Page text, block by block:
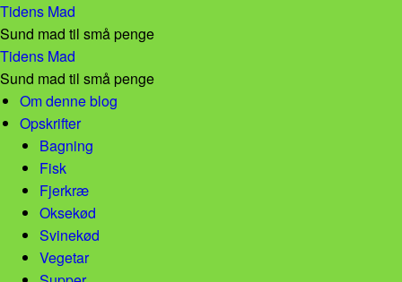
Tidens Mad
Sund mad til små penge
Madplan Uge 9! – Tidens Mad
Tidens Mad
Sund mad til små penge
Skip to content
Om denne blog
Opskrifter
Bagning
Fisk
Fjerkræ
Oksekød
Svinekød
Vegetar